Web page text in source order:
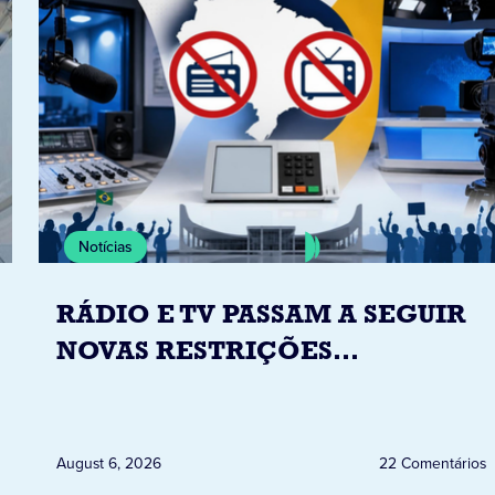
Notícias
RÁDIO E TV PASSAM A SEGUIR
NOVAS RESTRIÇÕES
August 6, 2026 22 Comentários